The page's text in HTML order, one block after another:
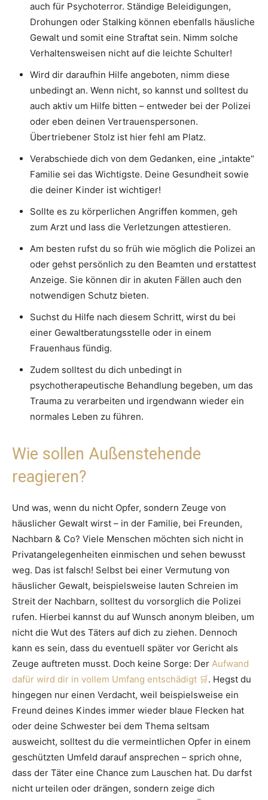
auch für Psychoterror. Ständige Beleidigungen,
Drohungen oder Stalking können ebenfalls häusliche
Gewalt und somit eine Straftat sein. Nimm solche
Verhaltensweisen nicht auf die leichte Schulter!
Wird dir daraufhin Hilfe angeboten, nimm diese
unbedingt an. Wenn nicht, so kannst und solltest du
auch aktiv um Hilfe bitten – entweder bei der Polizei
oder eben deinen Vertrauenspersonen.
Übertriebener Stolz ist hier fehl am Platz.
Verabschiede dich von dem Gedanken, eine „intakte“
Familie sei das Wichtigste. Deine Gesundheit sowie
die deiner Kinder ist wichtiger!
Sollte es zu körperlichen Angriffen kommen, geh
zum Arzt und lass die Verletzungen attestieren.
Am besten rufst du so früh wie möglich die Polizei an
oder gehst persönlich zu den Beamten und erstattest
Anzeige. Sie können dir in akuten Fällen auch den
notwendigen Schutz bieten.
Suchst du Hilfe nach diesem Schritt, wirst du bei
einer Gewaltberatungsstelle oder in einem
Frauenhaus fündig.
Zudem solltest du dich unbedingt in
psychotherapeutische Behandlung begeben, um das
Trauma zu verarbeiten und irgendwann wieder ein
normales Leben zu führen.
Wie sollen Außenstehende
reagieren?
Und was, wenn du nicht Opfer, sondern Zeuge von
häuslicher Gewalt wirst – in der Familie, bei Freunden,
Nachbarn & Co? Viele Menschen möchten sich nicht in
Privatangelegenheiten einmischen und sehen bewusst
weg. Das ist falsch! Selbst bei einer Vermutung von
häuslicher Gewalt, beispielsweise lauten Schreien im
Streit der Nachbarn, solltest du vorsorglich die Polizei
rufen. Hierbei kannst du auf Wunsch anonym bleiben, um
nicht die Wut des Täters auf dich zu ziehen. Dennoch
kann es sein, dass du eventuell später vor Gericht als
Zeuge auftreten musst. Doch keine Sorge: Der Aufwand
dafür wird dir in vollem Umfang entschädigt
. Hegst du
hingegen nur einen Verdacht, weil beispielsweise ein
Freund deines Kindes immer wieder blaue Flecken hat
oder deine Schwester bei dem Thema seltsam
ausweicht, solltest du die vermeintlichen Opfer in einem
geschützten Umfeld darauf ansprechen – sprich ohne,
dass der Täter eine Chance zum Lauschen hat. Du darfst
nicht urteilen oder drängen, sondern zeige dich